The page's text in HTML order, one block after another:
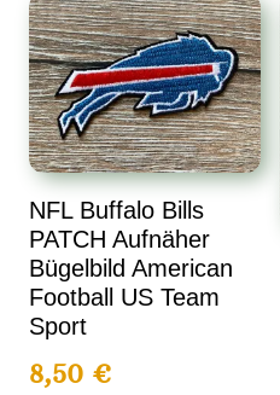
NFL Buffalo Bills
PATCH Aufnäher
Bügelbild American
Football US Team
Sport
8,50€